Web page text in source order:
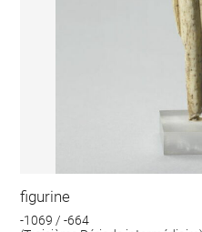
figurine
-1069 / -664